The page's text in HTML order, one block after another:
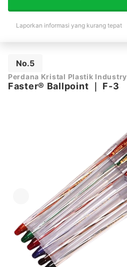
Laporkan informasi yang kurang tepat
No.5
Perdana Kristal Plastik Industry
Faster® Ballpoint ｜ F-3